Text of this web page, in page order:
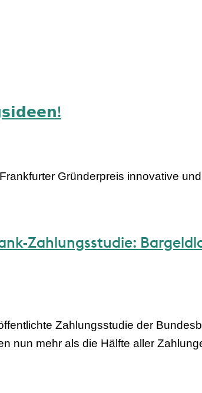
Gründerpreis innovative
Zahlungsstudie:
Zahlungsstudie der
nun mehr als die Hälfte aller